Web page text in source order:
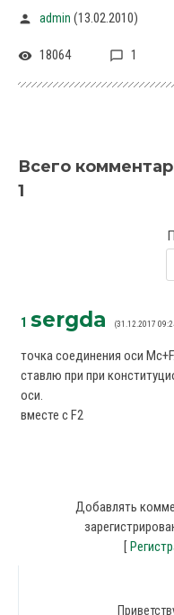
admin (13.02.2010)
18064 1
Всего
1
1 sergda (31.12.2017
точка соединения оси Mc+F.
ставлю при при
оси.
вместе с F2
Добавлять
[